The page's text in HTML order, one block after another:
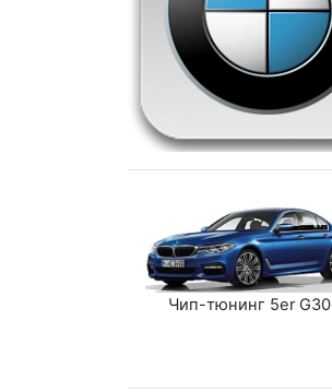
Чип-тюнинг 5er G30